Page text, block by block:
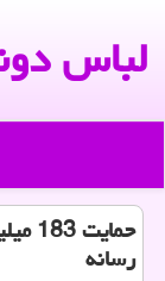
لباس
رسانه